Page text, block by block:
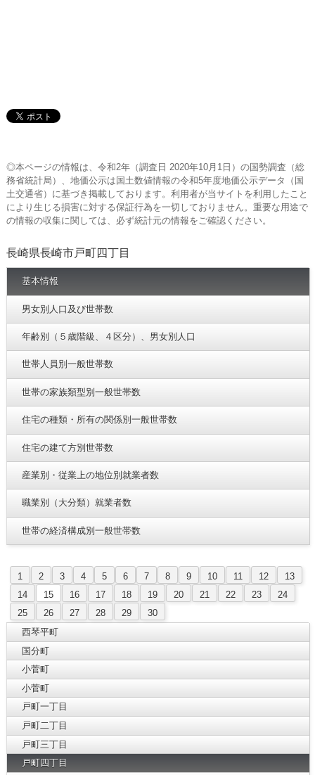
◎本ページの情報は、令和2年（調査日 2020年10月1日）の国勢調査（総
務省統計局）、地価公示は国土数値情報の令和5年度地価公示データ（国
土交通省）に基づき掲載しております。利用者が当サイトを利用したこと
により生じる損害に対する保証行為を一切しておりません。重要な用途で
の情報の収集に関しては、必ず統計元の情報をご確認ください。
長崎県長崎市戸町四丁目
基本情報
男女別人口及び世帯数
年齢別（５歳階級、４区分）、男女別人口
世帯人員別一般世帯数
世帯の家族類型別一般世帯数
住宅の種類・所有の関係別一般世帯数
住宅の建て方別世帯数
産業別・従業上の地位別就業者数
職業別（大分類）就業者数
世帯の経済構成別一般世帯数
1 2 3 4 5 6 7 8 9 10 11 12
13
14
15 16 17 18 19 20 21 22 23
24
25
26 27 28 29
30
西琴平町
国分町
小菅町
小菅町
戸町一丁目
戸町二丁目
戸町三丁目
戸町四丁目